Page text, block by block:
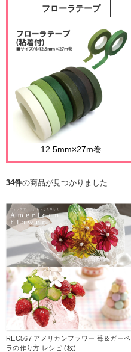
フローラテープ
12.5mm×27m巻
34件の商品が見つかりました
REC567 アメリカンフラワー 苺＆ガーベ
ラの作り方 レシピ (枚)